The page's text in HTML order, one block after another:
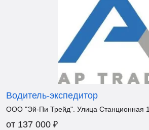
Водитель-экспедитор
ООО "Эй-Пи Трейд". Улица Станционная 1
от 137 000 ₽